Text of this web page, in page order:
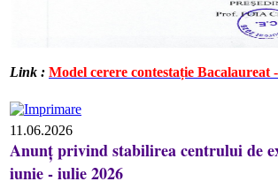
Link : Model cerere contestație Bacalaureat
11.06.2026
Anunț privind stabilirea centrului de
iunie - iulie 2026